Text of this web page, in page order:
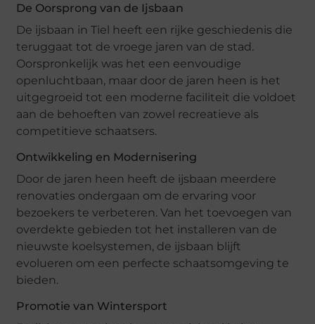
De Oorsprong van de Ijsbaan
De ijsbaan in Tiel heeft een rijke geschiedenis die
teruggaat tot de vroege jaren van de stad.
Oorspronkelijk was het een eenvoudige
openluchtbaan, maar door de jaren heen is het
uitgegroeid tot een moderne faciliteit die voldoet
aan de behoeften van zowel recreatieve als
competitieve schaatsers.
Ontwikkeling en Modernisering
Door de jaren heen heeft de ijsbaan meerdere
renovaties ondergaan om de ervaring voor
bezoekers te verbeteren. Van het toevoegen van
overdekte gebieden tot het installeren van de
nieuwste koelsystemen, de ijsbaan blijft
evolueren om een perfecte schaatsomgeving te
bieden.
Promotie van Wintersport